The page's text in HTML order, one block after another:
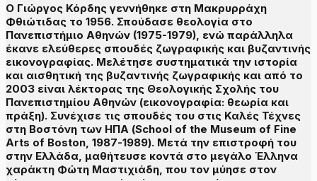
Ο Γιώργος Κόρδης γεννήθηκε στη Μακρυρράχη
Φθιώτιδας το 1956. Σπούδασε θεολογία στο
Πανεπιστήμιο Αθηνών (1975-1979), ενώ παράλληλα
έκανε ελεύθερες σπουδές ζωγραφικής και βυζαντινής
εικονογραφίας. Μελέτησε συστηματικά την ιστορία
και αισθητική της βυζαντινής ζωγραφικής και από το
2003 είναι λέκτορας της Θεολογικής Σχολής του
Πανεπιστημίου Αθηνών (εικονογραφία: θεωρία και
πράξη). Συνέχισε τις σπουδές του στις Καλές Τέχνες
στη Βοστόνη των ΗΠΑ (School of the Museum of Fine
Arts of Boston, 1987-1989). Μετά την επιστροφή του
στην Ελλάδα, μαθήτευσε κοντά στο μεγάλο Έλληνα
χαράκτη Φώτη Μαστιχιάδη, που τον μύησε στον